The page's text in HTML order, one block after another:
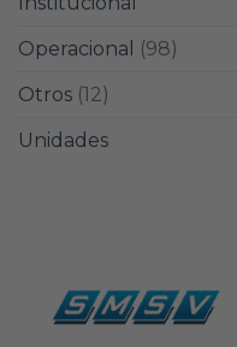
Operacional
(98)
Otros (12)
Unidades